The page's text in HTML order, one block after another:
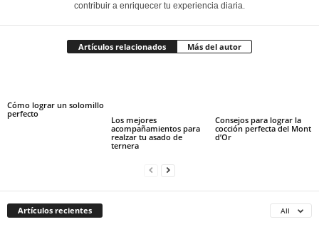
contribuir a enriquecer tu experiencia diaria.
Artículos relacionados Más del autor
Cómo lograr un solomillo
perfecto
Los mejores
acompañamientos para
realzar tu asado de
ternera
Consejos para lograr la
cocción perfecta del Mont
d’Or
Artículos recientes All